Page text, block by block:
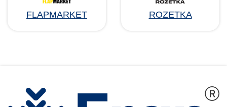
FLAPMARKET ROZETKA